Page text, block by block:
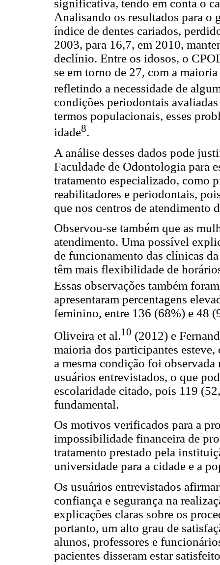
significativa, tendo em conta o
Analisando os resultados para o
índice de dentes cariados,
2003, para 16,7, em 2010,
declínio. Entre os idosos, o
se em torno de 27, com a
refletindo a necessidade de
condições periodontais
termos populacionais, esses
idade8.
A análise desses dados pode
Faculdade de Odontologia para
tratamento especializado, como
reabilitadores e periodontais,
que nos centros de atendimento
Observou-se também que as
atendimento. Uma possível
de funcionamento das clínicas
têm mais flexibilidade de
Essas observações também
apresentaram percentagens
feminino, entre 136 (68%) e 48
Oliveira et al.10 (2012) e
maioria dos participantes
a mesma condição foi
usuários entrevistados, o que
escolaridade citado, pois 119
fundamental.
Os motivos verificados para a
impossibilidade financeira de
tratamento prestado pela
universidade para a cidade e a
Os usuários entrevistados
confiança e segurança na
explicações claras sobre os
portanto, um alto grau de
alunos, professores e
pacientes disseram estar